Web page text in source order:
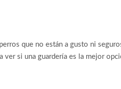
que no están a gusto ni
si una guardería es la mejor